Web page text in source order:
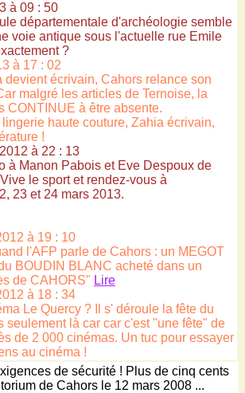
à 09 : 50
départementale d'archéologie semble
voie antique sous l'actuelle rue Emile
?
à 17 : 02
devient écrivain, Cahors relance son
malgré les articles de Ternoise, la
CONTINUE à être absente.
haute couture, Zahia écrivain,
!
à 22 : 13
à Manon Pabois et Eve Despoux de
le sport et rendez-vous à
23 et 24 mars 2013.
à 19 : 10
l'AFP parle de Cahors : un MEGOT
BOUDIN BLANC acheté dans un
de CAHORS" Lire
à 18 : 34
Le Quercy ? Il s' déroule la fête du
seulement là car car c'est "une fête" de
de 2 000 cinémas. Un tuc pour essayer
au cinéma !
de sécurité ! Plus de cinq cents
de Cahors le 12 mars 2008 ...